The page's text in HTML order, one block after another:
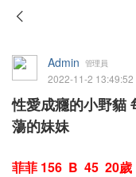
Admin 管理員
2022-11-2 13:49:52
性愛成癮的小野貓
蕩的妹妹
菲菲 156 B 45 20歲